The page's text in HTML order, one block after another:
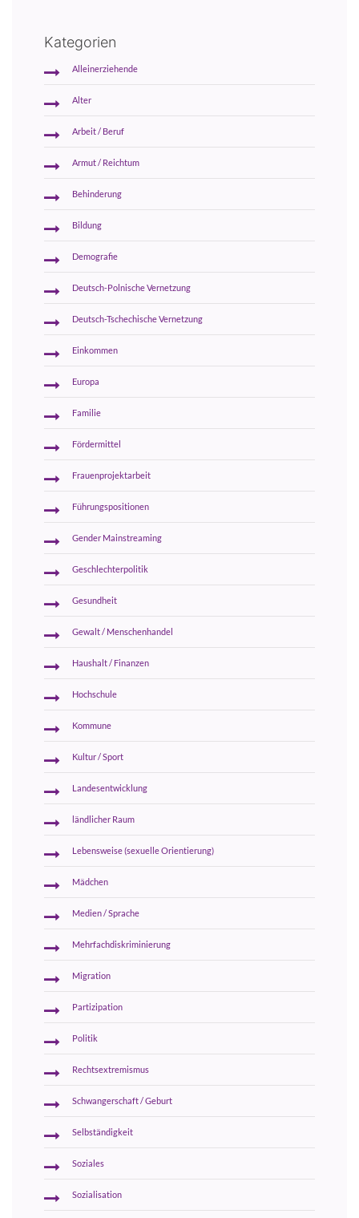
Kategorien
Alleinerziehende
Alter
Arbeit / Beruf
Armut / Reichtum
Behinderung
Bildung
Demografie
Deutsch-Polnische Vernetzung
Deutsch-Tschechische Vernetzung
Einkommen
Europa
Familie
Fördermittel
Frauenprojektarbeit
Führungspositionen
Gender Mainstreaming
Geschlechterpolitik
Gesundheit
Gewalt / Menschenhandel
Haushalt / Finanzen
Hochschule
Kommune
Kultur / Sport
Landesentwicklung
ländlicher Raum
Lebensweise (sexuelle Orientierung)
Mädchen
Medien / Sprache
Mehrfachdiskriminierung
Migration
Partizipation
Politik
Rechtsextremismus
Schwangerschaft / Geburt
Selbständigkeit
Soziales
Sozialisation